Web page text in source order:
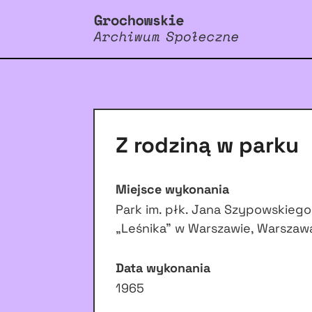
Z rodziną w parku
Miejsce wykonania
Park im. płk. Jana Szypowskiego
„Leśnika” w Warszawie,
Data wykonania
1965